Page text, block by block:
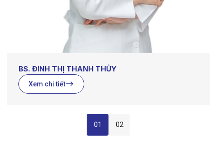
BS. ĐINH THỊ THANH THỦY
Xem chi tiết
01 02